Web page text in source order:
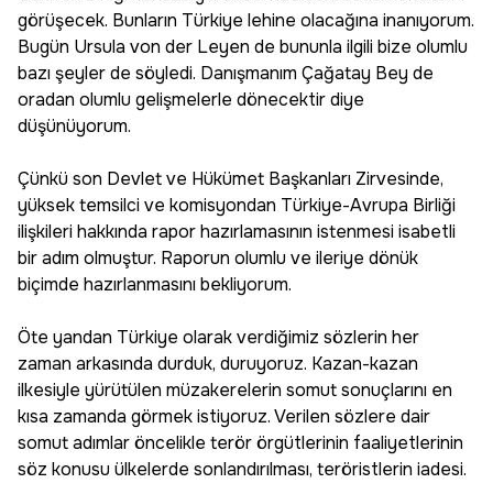
görüşecek. Bunların Türkiye lehine olacağına inanıyorum.
Bugün Ursula von der Leyen de bununla ilgili bize olumlu
bazı şeyler de söyledi. Danışmanım Çağatay Bey de
oradan olumlu gelişmelerle dönecektir diye
düşünüyorum.
Çünkü son Devlet ve Hükümet Başkanları Zirvesinde,
yüksek temsilci ve komisyondan Türkiye-Avrupa Birliği
ilişkileri hakkında rapor hazırlamasının istenmesi isabetli
bir adım olmuştur. Raporun olumlu ve ileriye dönük
biçimde hazırlanmasını bekliyorum.
Öte yandan Türkiye olarak verdiğimiz sözlerin her
zaman arkasında durduk, duruyoruz. Kazan-kazan
ilkesiyle yürütülen müzakerelerin somut sonuçlarını en
kısa zamanda görmek istiyoruz. Verilen sözlere dair
somut adımlar öncelikle terör örgütlerinin faaliyetlerinin
söz konusu ülkelerde sonlandırılması, teröristlerin iadesi.